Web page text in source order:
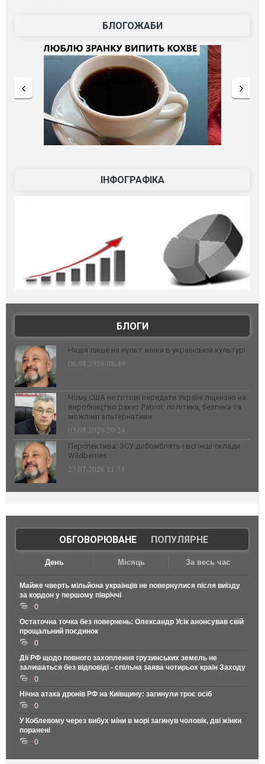
БЛОГОЖАБИ
ІНФОГРАФІКА
БЛОГИ
Надія лише на культ жінки в українській культурі
06.08.2026 08:49
Чому США не готові передати Україні ліцензію на
виробництво ракет Patriot: політика, безпека та
можливі альтернативи
03.08.2026 20:24
Перспектива: ЗСУ добомблять і всі інші склади
Wildberries
23.07.2026 11:31
ОБГОВОРЮВАНЕ| ПОПУЛЯРНЕ
День Місяць За весь час
Майже чверть мільйона українців не повернулися після виїзду
за кордон у першому півріччі
0
Остаточна точка без повернень: Олександр Усік анонсував свій
прощальний поєдинок
0
Дії РФ щодо повного захоплення грузинських земель не
залишаться без відповіді - спільна заява чотирьох країн Заходу
0
Нічна атака дронів РФ на Київщину: загинули троє осіб
0
У Коблевому через вибух міни в морі загинув чоловік, дві жінки
поранені
0